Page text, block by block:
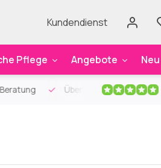
Kundendienst
Pflege Angebote Neu
Mundpflegeartikel